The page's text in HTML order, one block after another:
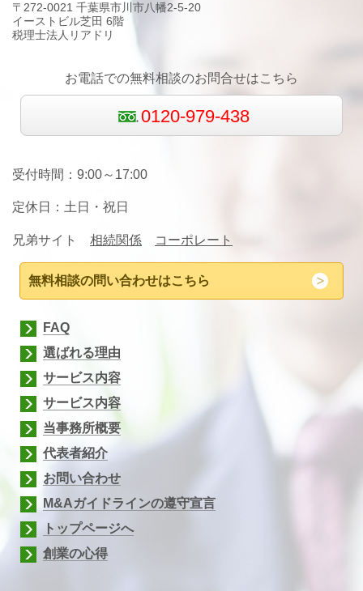
〒272-0021 千葉県市川市八幡2-5-20
イーストビル芝田 6階
税理士法人リアドリ
お電話での無料相談のお問合せはこちら
0120-979-438
受付時間：9:00～17:00
定休日：土日 ・祝日
兄弟サイト 相続関係 コーポレート
無料相談の問い合わせはこちら
FAQ
選ばれる理由
サービス内容
サービス内容
当事務所概要
代表者紹介
お問い合わせ
M&Aガイドラインの遵守宣言
トップページへ
創業の心得